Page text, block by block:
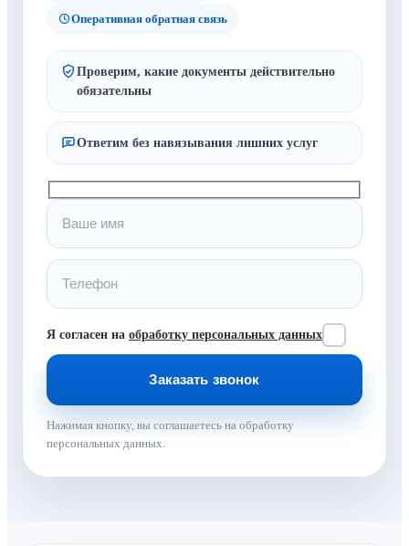
Оперативная обратная связь
Проверим, какие документы действительно
обязательны
Ответим без навязывания лишних услуг
Я согласен на обработку персональных данных
Нажимая кнопку, вы соглашаетесь на обработку
персональных данных.